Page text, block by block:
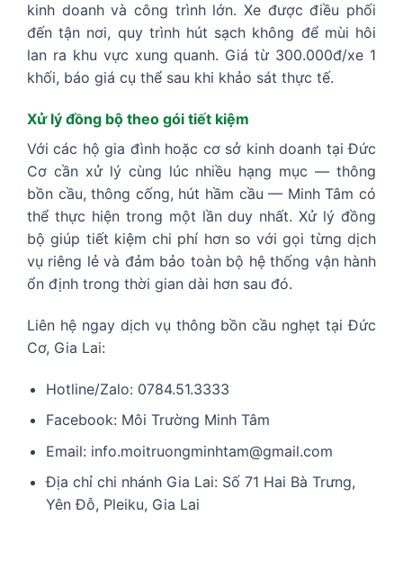
kinh doanh và công trình lớn. Xe được điều phối
đến tận nơi, quy trình hút sạch không để mùi hôi
lan ra khu vực xung quanh. Giá từ 300.000đ/xe 1
khối, báo giá cụ thể sau khi khảo sát thực tế.
Xử lý đồng bộ theo gói tiết kiệm
Với các hộ gia đình hoặc cơ sở kinh doanh tại Đức
Cơ cần xử lý cùng lúc nhiều hạng mục — thông
bồn cầu, thông cống, hút hầm cầu — Minh Tâm có
thể thực hiện trong một lần duy nhất. Xử lý đồng
bộ giúp tiết kiệm chi phí hơn so với gọi từng dịch
vụ riêng lẻ và đảm bảo toàn bộ hệ thống vận hành
ổn định trong thời gian dài hơn sau đó.
Liên hệ ngay dịch vụ thông bồn cầu nghẹt tại Đức
Cơ, Gia Lai:
Hotline/Zalo: 0784.51.3333
Facebook: Môi Trường Minh Tâm
Email: info.moitruongminhtam@gmail.com
Địa chỉ chi nhánh Gia Lai: Số 71 Hai Bà Trưng,
Yên Đỗ, Pleiku, Gia Lai